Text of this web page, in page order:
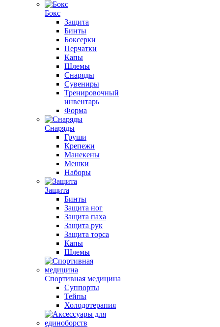
Бокс
Защита
Бинты
Боксерки
Перчатки
Капы
Шлемы
Снаряды
Сувениры
Тренировочный
инвентарь
Форма
Снаряды
Груши
Крепежи
Манекены
Мешки
Наборы
Защита
Бинты
Защита ног
Защита паха
Защита рук
Защита торса
Капы
Шлемы
Спортивная медицина
Суппорты
Тейпы
Холодотерапия